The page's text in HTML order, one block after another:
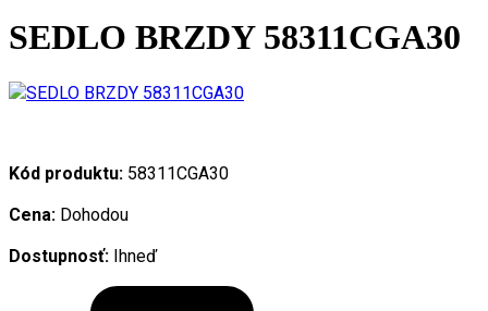
SEDLO BRZDY 58311CGA30
Kód produktu: 58311CGA30
Cena: Dohodou
Dostupnosť: Ihneď